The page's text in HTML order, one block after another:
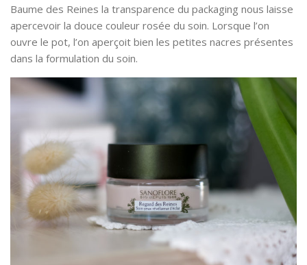
Baume des Reines la transparence du packaging nous laisse
apercevoir la douce couleur rosée du soin. Lorsque l’on
ouvre le pot, l’on aperçoit bien les petites nacres présentes
dans la formulation du soin.